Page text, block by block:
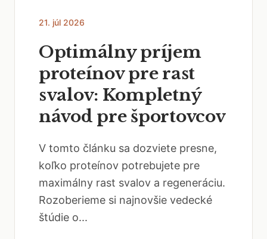
21. júl 2026
Optimálny príjem
proteínov pre rast
svalov: Kompletný
návod pre športovcov
V tomto článku sa dozviete presne,
koľko proteínov potrebujete pre
maximálny rast svalov a regeneráciu.
Rozoberieme si najnovšie vedecké
štúdie o...